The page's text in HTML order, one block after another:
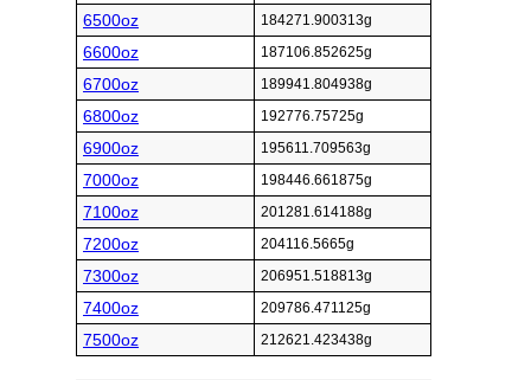
6500oz 184271.900313g
6600oz 187106.852625g
6700oz 189941.804938g
6800oz 192776.75725g
6900oz 195611.709563g
7000oz 198446.661875g
7100oz 201281.614188g
7200oz 204116.5665g
7300oz 206951.518813g
7400oz 209786.471125g
7500oz 212621.423438g